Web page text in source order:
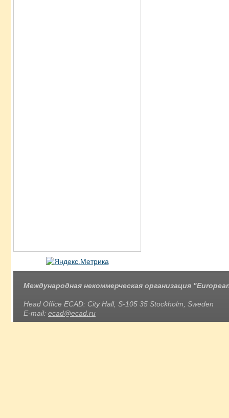
Международная некоммерческая организация
Head Office ECAD: City Hall, S-105 35 Stockholm, Sweden
E-mail: ecad@ecad.ru